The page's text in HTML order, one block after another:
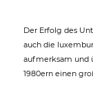
Der Erfolg des
auch die
aufmerksam und
1980ern einen